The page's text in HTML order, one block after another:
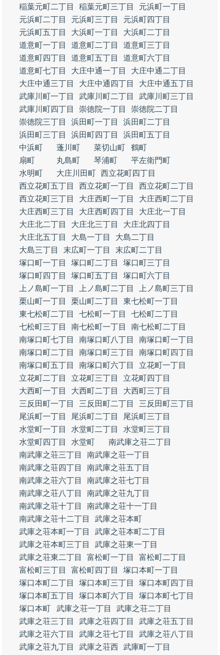
稲葉元町二丁目
稲葉元町三丁目
元浜町一丁目
元浜町二丁目
元浜町三丁目
元浜町四丁目
元浜町五丁目
大浜町一丁目
大浜町二丁目
道意町一丁目
道意町二丁目
道意町三丁目
道意町四丁目
道意町五丁目
道意町六丁目
道意町七丁目
大庄中通一丁目
大庄中通二丁目
大庄中通三丁目
大庄中通四丁目
大庄中通五丁目
武庫川町一丁目
武庫川町二丁目
武庫川町三丁目
武庫川町四丁目
崇徳院一丁目
崇徳院二丁目
崇徳院三丁目
浜田町一丁目
浜田町二丁目
浜田町三丁目
浜田町四丁目
浜田町五丁目
中浜町
蓬川町 菜切山町
鶴町
扇町
丸島町 琴浦町
平左衛門町
水明町
大庄川田町 西立花町四丁目
西立花町五丁目
西立花町一丁目
西立花町二丁目
西立花町三丁目
大庄西町一丁目
大庄西町二丁目
大庄西町三丁目
大庄西町四丁目
大庄北一丁目
大庄北二丁目
大庄北三丁目
大庄北四丁目
大庄北五丁目
大島一丁目
大島二丁目
大島三丁目
末広町一丁目
末広町二丁目
塚口町一丁目
塚口町二丁目
塚口町三丁目
塚口町四丁目
塚口町五丁目
塚口町六丁目
上ノ島町一丁目
上ノ島町二丁目
上ノ島町三丁目
栗山町一丁目
栗山町二丁目
東七松町一丁目
東七松町二丁目
七松町一丁目
七松町二丁目
七松町三丁目
南七松町一丁目
南七松町二丁目
南塚口町七丁目
南塚口町八丁目
南塚口町一丁目
南塚口町二丁目
南塚口町三丁目
南塚口町四丁目
南塚口町五丁目
南塚口町六丁目
立花町一丁目
立花町二丁目
立花町三丁目
立花町四丁目
大西町一丁目
大西町二丁目
大西町三丁目
三反田町一丁目
三反田町二丁目
三反田町三丁目
尾浜町一丁目
尾浜町二丁目
尾浜町三丁目
水堂町一丁目
水堂町二丁目
水堂町三丁目
水堂町四丁目
水堂町
南武庫之荘二丁目
南武庫之荘三丁目
南武庫之荘一丁目
南武庫之荘四丁目
南武庫之荘五丁目
南武庫之荘六丁目
南武庫之荘七丁目
南武庫之荘八丁目
南武庫之荘九丁目
南武庫之荘十丁目
南武庫之荘十一丁目
南武庫之荘十二丁目
武庫之荘本町
武庫之荘本町一丁目
武庫之荘本町二丁目
武庫之荘本町三丁目
武庫之荘東一丁目
武庫之荘東二丁目
富松町一丁目
富松町二丁目
富松町三丁目
富松町四丁目
塚口本町一丁目
塚口本町二丁目
塚口本町三丁目
塚口本町四丁目
塚口本町五丁目
塚口本町六丁目
塚口本町七丁目
塚口本町
武庫之荘一丁目
武庫之荘二丁目
武庫之荘三丁目
武庫之荘四丁目
武庫之荘五丁目
武庫之荘六丁目
武庫之荘七丁目
武庫之荘八丁目
武庫之荘九丁目
武庫之荘西 武庫町一丁目